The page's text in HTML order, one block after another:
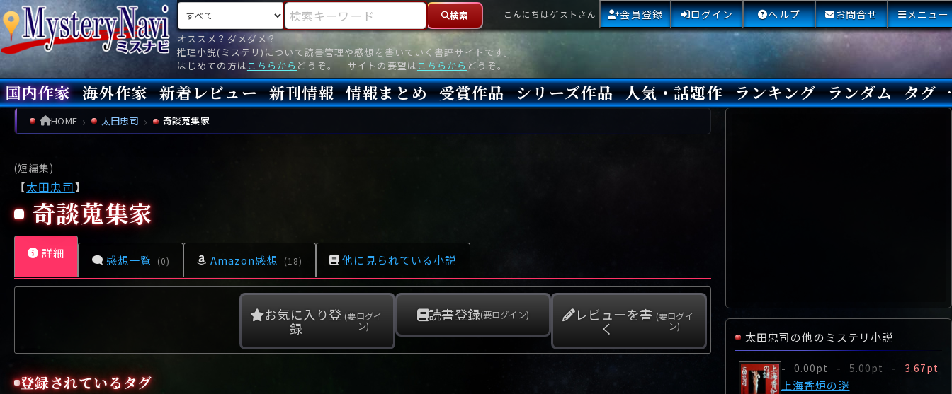
オススメ？ダメダメ？
推理小説(ミステリ)について読書管理や感想を書いていく書評サイトです。
はじめての方は こちらから どうぞ。 サイトの要望は こちらから どうぞ。
検索対象 検索キーワード
検索 こんにちはゲストさん 会員登録 ログイン ヘルプ お問合せ メニュー
国内作家
あ行 あ い う え
お
さ行
さ
た行
た ち つ て
な行
な
は行
は ひ ふ へ
ま行
ま み む め
も
ら行
わ行
わ
海外作家
ア行 ア イ ウ
タ行
タ
ハ行
ハ ヒ フ ヘ
ホ
マ行
マ ミ ム メ
モ
ヨ
ロ
ワ行
ワ
新着レビュー 新刊情報 情報まとめ 受賞作品 シリーズ作品 人気・話題作 ランキング ランダム タグ
HOME 太田忠司 奇談蒐集家
(短編集)
【太田忠司】
奇談蒐集家
詳細 感想一覧 (0) Amazon感想 (18) 他に見られている小説
お気に入り登
録
(要ログイ
ン)
読書登録(要ログイン) レビューを書
く
(要ログイ
ン)
登録されているタグ
太田忠司の他のミステリ小説
- 0.00pt - 5.00pt - 3.67pt
上海香炉の謎